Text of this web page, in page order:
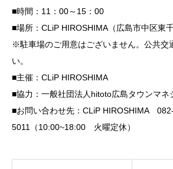
■時間：11：00～15：00
■場所：CLiP HIROSHIMA（広島市中区東
※駐車場のご用意はございません。公共交
い。
■主催：CLiP HIROSHIMA
■協力：一般社団法人hitoto広島タウンマネ
■お問い合わせ先：CLiP HIROSHIMA
5011（10:00~18:00 火曜定休）